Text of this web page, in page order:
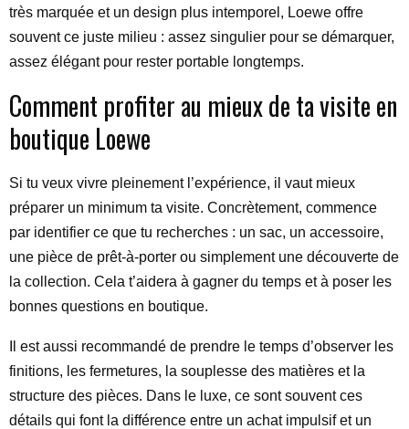
très marquée et un design plus intemporel, Loewe offre
souvent ce juste milieu : assez singulier pour se démarquer,
assez élégant pour rester portable longtemps.
Comment profiter au mieux de ta visite en
boutique Loewe
Si tu veux vivre pleinement l’expérience, il vaut mieux
préparer un minimum ta visite. Concrètement, commence
par identifier ce que tu recherches : un sac, un accessoire,
une pièce de prêt-à-porter ou simplement une découverte de
la collection. Cela t’aidera à gagner du temps et à poser les
bonnes questions en boutique.
Il est aussi recommandé de prendre le temps d’observer les
finitions, les fermetures, la souplesse des matières et la
structure des pièces. Dans le luxe, ce sont souvent ces
détails qui font la différence entre un achat impulsif et un